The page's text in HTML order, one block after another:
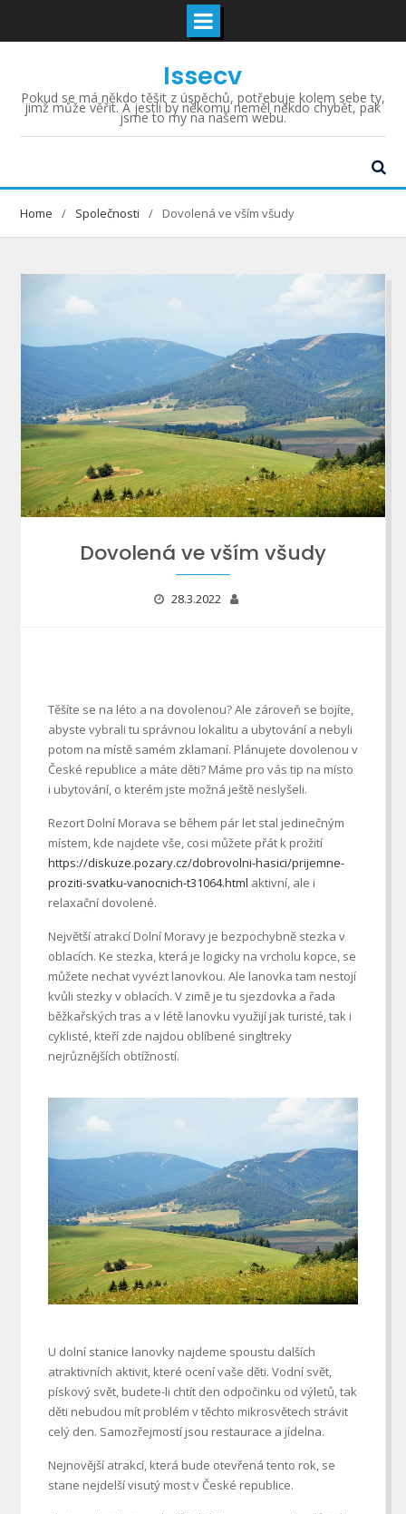
content
Issecv
Pokud se má někdo těšit z úspěchů, potřebuje kolem sebe ty,
jimž může věřit. A jestli by někomu neměl někdo chybět, pak
jsme to my na našem webu.
Home Společnosti Dovolená ve vším všudy
Dovolená ve vším všudy
28.3.2022
Těšíte se na léto a na dovolenou? Ale zároveň se bojíte,
abyste vybrali tu správnou lokalitu a ubytování a nebyli
potom na místě samém zklamaní. Plánujete dovolenou v
České republice a máte děti? Máme pro vás tip na místo
i ubytování, o kterém jste možná ještě neslyšeli.
Rezort Dolní Morava se během pár let stal jedinečným
místem, kde najdete vše, cosi můžete přát k prožití
https://diskuze.pozary.cz/dobrovolni-hasici/prijemne-
proziti-svatku-vanocnich-t31064.html aktivní, ale i
relaxační dovolené.
Největší atrakcí Dolní Moravy je bezpochybně stezka v
oblacích. Ke stezka, která je logicky na vrcholu kopce, se
můžete nechat vyvézt lanovkou. Ale lanovka tam nestojí
kvůli stezky v oblacích. V zimě je tu sjezdovka a řada
běžkařských tras a v létě lanovku využijí jak turisté, tak i
cyklisté, kteří zde najdou oblíbené singltreky
nejrůznějších obtížností.
U dolní stanice lanovky najdeme spoustu dalších
atraktivních aktivit, které ocení vaše děti. Vodní svět,
pískový svět, budete-li chtít den odpočinku od výletů, tak
děti nebudou mít problém v těchto mikrosvětech strávit
celý den. Samozřejmostí jsou restaurace a jídelna.
Nejnovější atrakcí, která bude otevřená tento rok, se
stane nejdelší visutý most v České republice.